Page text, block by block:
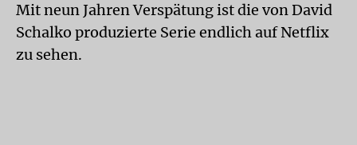
Mit neun Jahren Verspätung ist die von David
Schalko produzierte Serie endlich auf Netflix
zu sehen.